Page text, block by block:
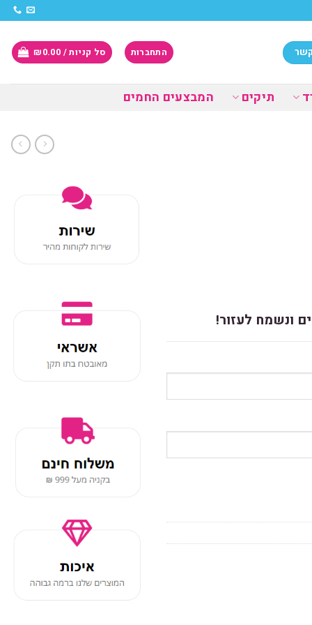
התחברות סל קניות / ₪0.00
תיקים המבצעים החמים
ונשמח לעזור!